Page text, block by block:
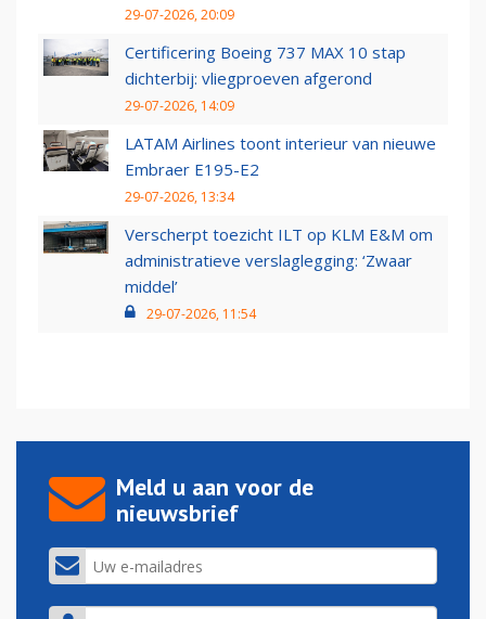
29-07-2026, 20:09
Certificering Boeing 737 MAX 10 stap
dichterbij: vliegproeven afgerond
29-07-2026, 14:09
LATAM Airlines toont interieur van nieuwe
Embraer E195-E2
29-07-2026, 13:34
Verscherpt toezicht ILT op KLM E&M om
administratieve verslaglegging: ‘Zwaar
middel’
29-07-2026, 11:54
Meld u aan voor de
nieuwsbrief